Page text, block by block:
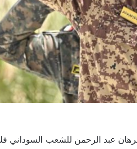
عبد الرحمن للشعب السوداني